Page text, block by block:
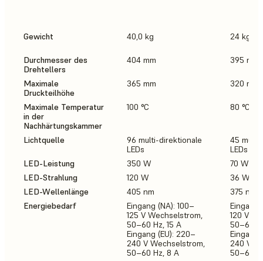
Gewicht 40,0 kg 24 kg
Durchmesser des
Drehtellers
404 mm 395 mm
Maximale
Druckteilhöhe
365 mm 320 mm
Maximale Temperatur
in der
Nachhärtungskammer
100 °C 80 °C
Lichtquelle
96 multi-direktionale
LEDs
45
LEDs
LED-Leistung
350 W
70 W
LED-Strahlung
120 W
36 W
LED-Wellenlänge
405 nm
375 nm,
Energiebedarf
Eingang (NA): 100–
125 V Wechselstrom,
50–60 Hz, 15 A
Eingang (EU): 220–
240 V Wechselstrom,
50–60 Hz, 8 A
Eingang
120 V
50–60
Eingang
240 V
50–60